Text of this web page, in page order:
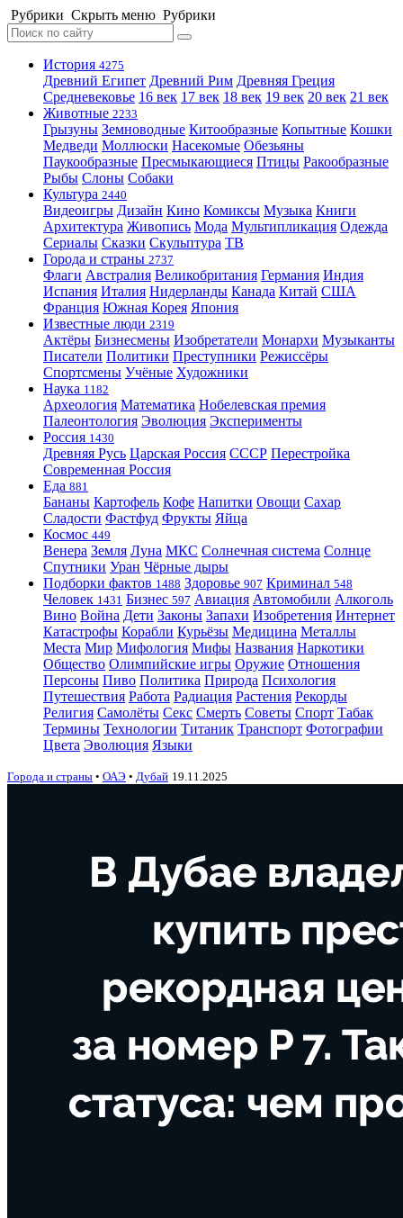
Рубрики Скрыть меню Рубрики
История 4275
Древний Египет Древний Рим Древняя Греция
Средневековье 16 век 17 век 18 век 19 век 20 век 21 век
Животные 2233
Грызуны Земноводные Китообразные Копытные Кошки
Медведи Моллюски Насекомые Обезьяны
Паукообразные Пресмыкающиеся Птицы Ракообразные
Рыбы Слоны Собаки
Культура 2440
Видеоигры Дизайн Кино Комиксы Музыка Книги
Архитектура Живопись Мода Мультипликация Одежда
Сериалы Сказки Скульптура ТВ
Города и страны 2737
Флаги Австралия Великобритания Германия Индия
Испания Италия Нидерланды Канада Китай США
Франция Южная Корея Япония
Известные люди 2319
Актёры Бизнесмены Изобретатели Монархи Музыканты
Писатели Политики Преступники Режиссёры
Спортсмены Учёные Художники
Наука 1182
Археология Математика Нобелевская премия
Палеонтология Эволюция Эксперименты
Россия 1430
Древняя Русь Царская Россия СССР Перестройка
Современная Россия
Еда 881
Бананы Картофель Кофе Напитки Овощи Сахар
Сладости Фастфуд Фрукты Яйца
Космос 449
Венера Земля Луна МКС Солнечная система Солнце
Спутники Уран Чёрные дыры
Подборки фактов 1488 Здоровье 907 Криминал 548
Человек 1431 Бизнес 597 Авиация Автомобили Алкоголь
Вино Война Дети Законы Запахи Изобретения Интернет
Катастрофы Корабли Курьёзы Медицина Металлы
Места Мир Мифология Мифы Названия Наркотики
Общество Олимпийские игры Оружие Отношения
Персоны Пиво Политика Природа Психология
Путешествия Работа Радиация Растения Рекорды
Религия Самолёты Секс Смерть Советы Спорт Табак
Термины Технологии Титаник Транспорт Фотографии
Цвета Эволюция Языки
Города и страны • ОАЭ • Дубай 19.11.2025